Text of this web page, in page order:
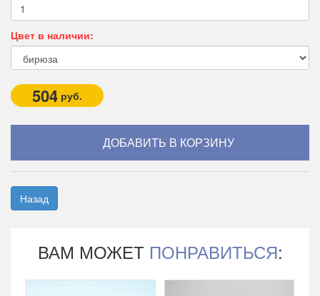
Цвет в наличии:
504 руб.
Назад
ВАМ МОЖЕТ ПОНРАВИТЬСЯ: